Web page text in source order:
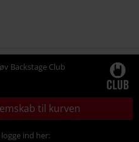
Backstage Club
til kurven
ind her: